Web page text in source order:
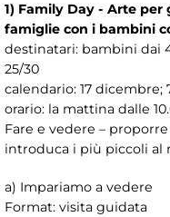
1) Family Day - Arte
famiglie con i bambini
destinatari: bambini dai
25/30
calendario: 17 dicembre;
orario: la mattina dalle
Fare e vedere –
introduca i più piccoli al
a) Impariamo a vedere
Format: visita guidata